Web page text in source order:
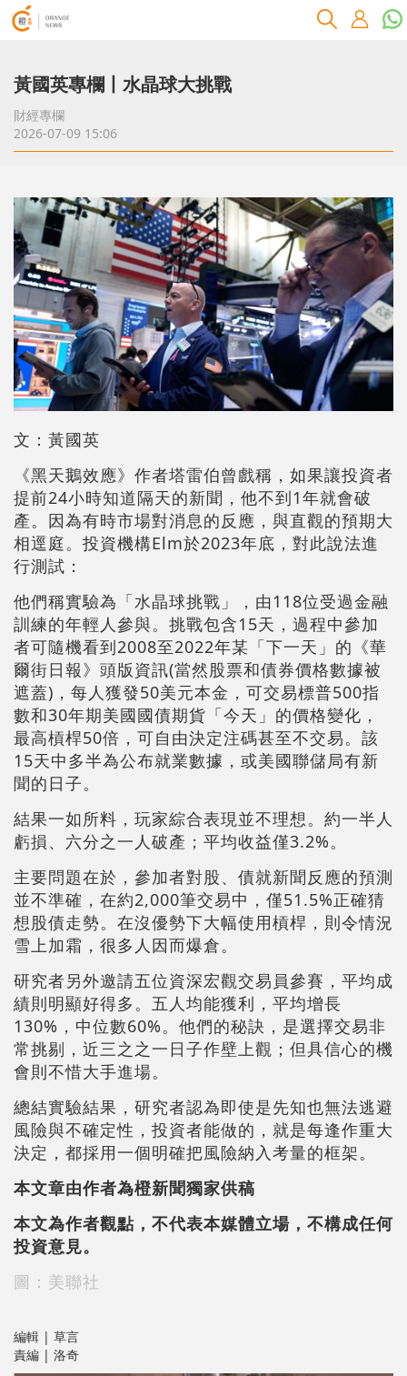
黃國英專欄丨水晶球大挑戰
財經專欄
2026-07-09 15:06
文：黃國英
《黑天鵝效應》作者塔雷伯曾戲稱，如果讓投資者
提前24小時知道隔天的新聞，他不到1年就會破
產。因為有時市場對消息的反應，與直觀的預期大
相逕庭。投資機構Elm於2023年底，對此說法進
行測試：
他們稱實驗為「水晶球挑戰」，由118位受過金融
訓練的年輕人參與。挑戰包含15天，過程中參加
者可隨機看到2008至2022年某「下一天」的《華
爾街日報》頭版資訊(當然股票和債券價格數據被
遮蓋)，每人獲發50美元本金，可交易標普500指
數和30年期美國國債期貨「今天」的價格變化，
最高槓桿50倍，可自由決定注碼甚至不交易。該
15天中多半為公布就業數據，或美國聯儲局有新
聞的日子。
結果一如所料，玩家綜合表現並不理想。約一半人
虧損、六分之一人破產；平均收益僅3.2%。
主要問題在於，參加者對股、債就新聞反應的預測
並不準確，在約2,000筆交易中，僅51.5%正確猜
想股債走勢。在沒優勢下大幅使用槓桿，則令情況
雪上加霜，很多人因而爆倉。
研究者另外邀請五位資深宏觀交易員參賽，平均成
績則明顯好得多。五人均能獲利，平均增長
130%，中位數60%。他們的秘訣，是選擇交易非
常挑剔，近三之之一日子作壁上觀；但具信心的機
會則不惜大手進場。
總結實驗結果，研究者認為即使是先知也無法逃避
風險與不確定性，投資者能做的，就是每逢作重大
決定，都採用一個明確把風險納入考量的框架。
本文章由作者為橙新聞獨家供稿
本文為作者觀點，不代表本媒體立場，不構成任何
投資意見。
圖：美聯社
編輯 | 草言
責編 | 洛奇